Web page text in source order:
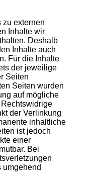
zu externen
Inhalte wir
Deshalb
Inhalte auch
Für die Inhalte
der jeweilige
Seiten
Seiten wurden
auf mögliche
der Verlinkung
inhaltliche
ist jedoch
einer
Bei
umgehend